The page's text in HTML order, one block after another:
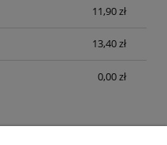
11,90 zł
13,40 zł
0,00 zł